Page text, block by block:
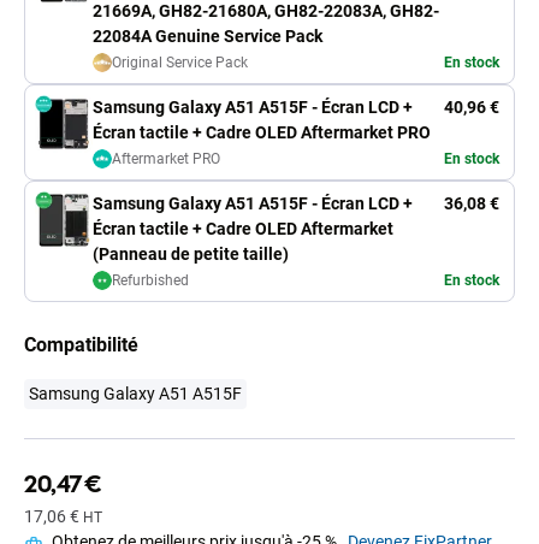
21669A, GH82-21680A, GH82-22083A, GH82-
22084A Genuine Service Pack
Original Service Pack En stock
Samsung Galaxy A51 A515F - Écran LCD +
Écran tactile + Cadre OLED Aftermarket PRO
40,96 €
Aftermarket PRO En stock
Samsung Galaxy A51 A515F - Écran LCD +
Écran tactile + Cadre OLED Aftermarket
(Panneau de petite taille)
36,08 €
Refurbished En stock
Compatibilité
Samsung Galaxy A51 A515F
20,47 €
17,06 € HT